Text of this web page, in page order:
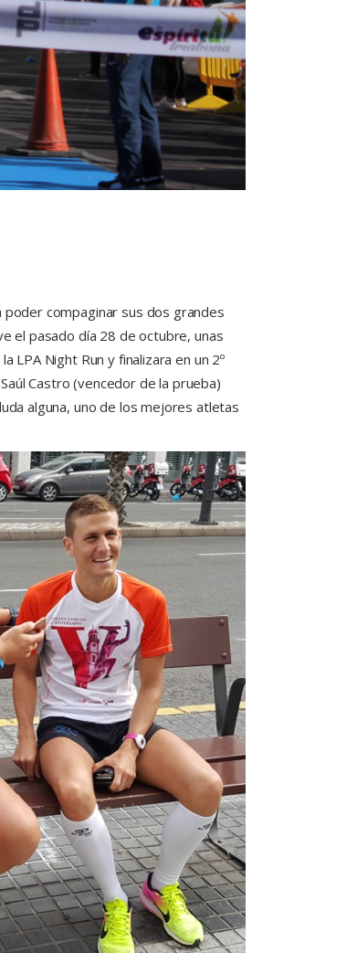
compaginar sus dos grandes
el pasado día 28 de octubre, unas
LPA Night Run y finalizara en un 2º
Castro (vencedor de la prueba)
alguna, uno de los mejores atletas